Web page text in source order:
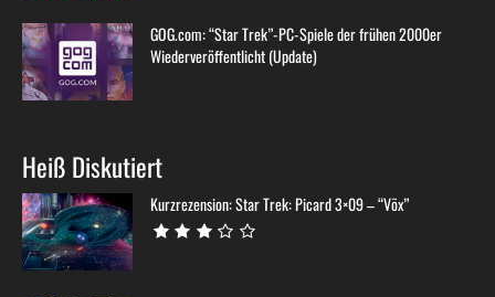
GOG.com: “Star Trek”-PC-Spiele der frühen 2000er
Wiederveröffentlicht (Update)
Heiß Diskutiert
Kurzrezension: Star Trek: Picard 3×09 – “Võx”